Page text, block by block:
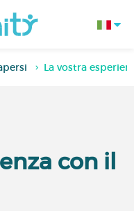
La vostra
con il